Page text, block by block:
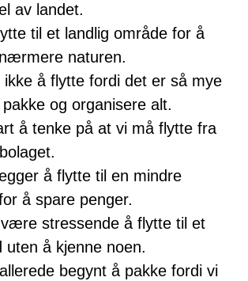
av landet.
til et landlig område for å
naturen.
ikke å flytte fordi det er så mye
og organisere alt.
å tenke på at vi må flytte fra
å flytte til en mindre
å spare penger.
stressende å flytte til et
uten å kjenne noen.
begynt å pakke fordi vi